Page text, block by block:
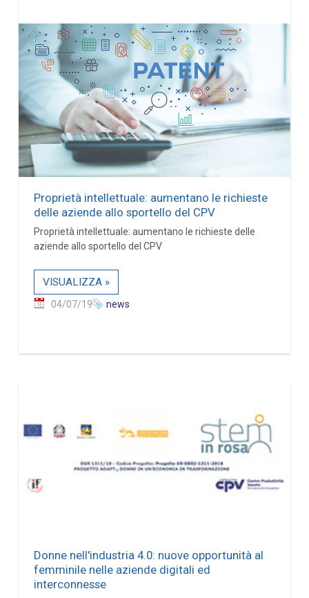
Proprietà intellettuale: aumentano le richieste
delle aziende allo sportello del CPV
Proprietà intellettuale: aumentano le richieste delle
aziende allo sportello del CPV
VISUALIZZA »
04/07/19 news
Donne nell'industria 4.0: nuove opportunità al
femminile nelle aziende digitali ed
interconnesse